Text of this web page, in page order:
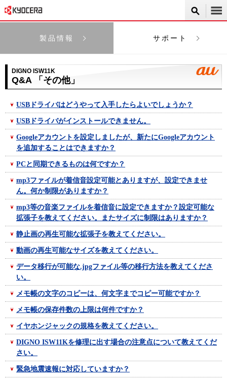
製品情報 サポート
DIGNO ISW11K
Q&A 「その他」
USBドライバはどうやって入手したらよいでしょうか？
USBドライバがインストールできません。
Googleアカウントを設定しましたが、新たにGoogleアカウント
を追加することはできますか？
PCと同期できるものは何ですか？
mp3ファイルが着信音設定可能とありますが、設定できませ
ん。何か制限がありますか？
mp3等の音楽ファイルを着信音に設定できますか？設定可能な
拡張子を教えてください。またサイズに制限はありますか？
静止画の再生可能な拡張子を教えてください。
動画の再生可能なサイズを教えてください。
データ移行が可能な.jpgファイル等の移行方法を教えてくださ
い。
メモ帳の文字のコピーは、何文字までコピー可能ですか？
メモ帳の保存件数の上限は何件ですか？
イヤホンジャックの規格を教えてください。
DIGNO ISW11Kを修理に出す場合の注意点について教えてくだ
さい。
緊急地震速報に対応していますか？